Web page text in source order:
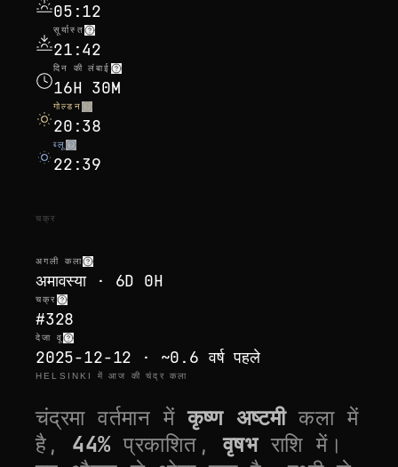
05:12
सूर्यास्त
21:42
दिन की लंबाई
16H 30M
गोल्डन
20:38
ब्लू
22:39
चक्र
अगली कला
अमावस्या · 6D 0H
चक्र
#328
देजा वू
2025-12-12 · ~0.6 वर्ष पहले
HELSINKI में आज की चंद्र कला
चंद्रमा वर्तमान मेंकृष्ण अष्टमीकला में
है, 44%प्रकाशित,वृषभराशि में।